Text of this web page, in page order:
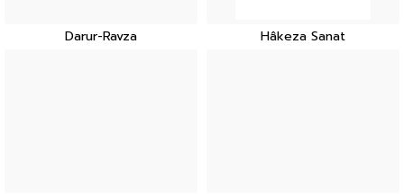
Darur-Ravza Hâkeza Sanat